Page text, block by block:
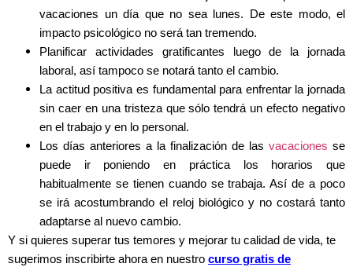
vacaciones un día que no sea lunes. De este modo, el
impacto psicológico no será tan tremendo.
Planificar actividades gratificantes luego de la jornada
laboral, así tampoco se notará tanto el cambio.
La actitud positiva es fundamental para enfrentar la jornada
sin caer en una tristeza que sólo tendrá un efecto negativo
en el trabajo y en lo personal.
Los días anteriores a la finalización de las vacaciones se
puede ir poniendo en práctica los horarios que
habitualmente se tienen cuando se trabaja. Así de a poco
se irá acostumbrando el reloj biológico y no costará tanto
adaptarse al nuevo cambio.
Y si quieres superar tus temores y mejorar tu calidad de vida, te
sugerimos inscribirte ahora en nuestro curso gratis de